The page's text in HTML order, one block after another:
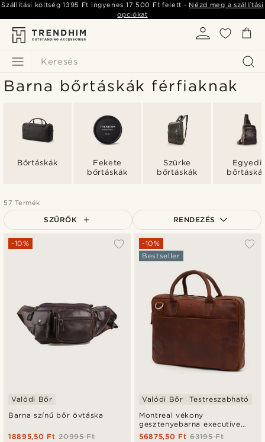
Keresés
Szállítási költség1395 Ft ingyenes 17 500 Ft felett - Nézd meg a szállítási
opciókat
Barna bőrtáskák férfiaknak
Bőrtáskák
Fekete
bőrtáskák
Szürke
bőrtáskák
Egyedi
57 Termék
SZŰRŐK RENDEZÉS
A legkeresettebb
Legfrissebb
Legalacsonyabb ár
Legmagasabb ár
Barna színű bőr övtáska
-10%
Valódi Bőr
20995 Ft
18895,50 Ft
Montreal vékony
gesztenyebarna executive
bőrtáska - 13 hüvely
-10%
Bestseller
Valódi Bőr Testreszabható
63195 Ft
56875,50 Ft